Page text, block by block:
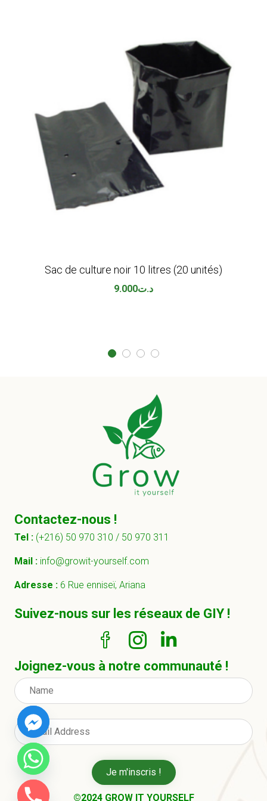
Sac de culture noir 10 litres (20 unités)
د.ت9.000
Contactez-nous !
Tel : (+216) 50 970 310 / 50 970 311
Mail : info@growit-yourself.com
Adresse : 6 Rue enniseï, Ariana
Suivez-nous sur les réseaux de GIY !
Joignez-vous à notre communauté !
Je m'inscris !
©2024 GROW IT YOURSELF